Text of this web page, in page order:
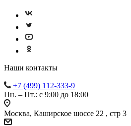
Наши контакты
+7 (499) 112-333-9
Пн. – Пт.: с 9:00 до 18:00
Москва, Каширское шоссе 22 , стр 3